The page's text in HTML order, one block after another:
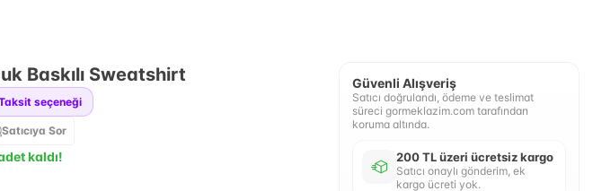
Baskılı Sweatshirt
seçeneği
Satıcıya Sor
kaldı!
Güvenli Alışveriş
Satıcı doğrulandı, ödeme ve teslimat
süreci gormeklazim.com tarafından
koruma altında.
200 TL üzeri ücretsiz kargo
Satıcı onaylı gönderim, ek
kargo ücreti yok.